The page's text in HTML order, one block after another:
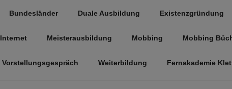
Bundesländer Duale Ausbildung Existenzgründung
Meisterausbildung Mobbing Mobbing
Vorstellungsgespräch Weiterbildung Fernakademie